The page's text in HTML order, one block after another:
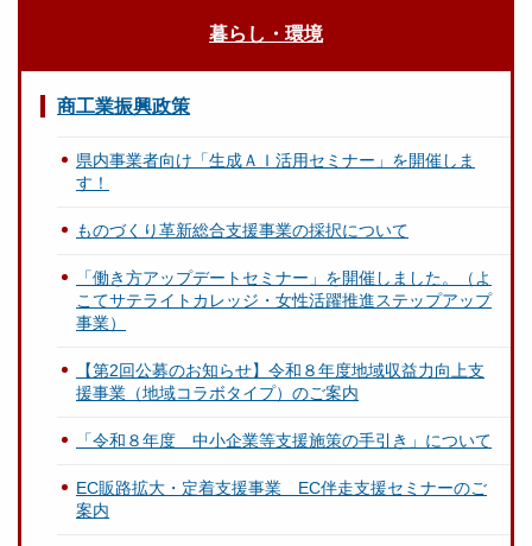
暮らし・環境
商工業振興政策
県内事業者向け「生成ＡＩ活用セミナー」を開催しま
す！
ものづくり革新総合支援事業の採択について
「働き方アップデートセミナー」を開催しました。（よ
こてサテライトカレッジ・女性活躍推進ステップアップ
事業）
【第2回公募のお知らせ】令和８年度地域収益力向上支
援事業（地域コラボタイプ）のご案内
「令和８年度 中小企業等支援施策の手引き」について
EC販路拡大・定着支援事業 EC伴走支援セミナーのご
案内